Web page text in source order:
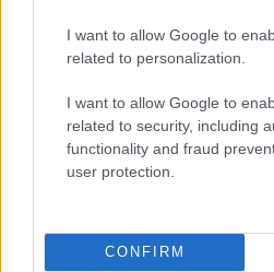
I want to allow Google to
related to personalization.
I want to allow Google to
related to security, including
functionality and fraud
user protection.
CONFIRM